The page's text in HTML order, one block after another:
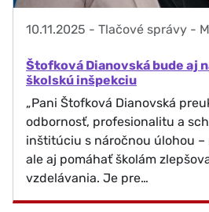
10.11.2025 - Tlačové správy -
Štofková Dianovská bude aj
školskú inšpekciu
„Pani Štofková Dianovská
odbornosť, profesionalitu a
inštitúciu s náročnou úlohou
ale aj pomáhať školám
vzdelávania. Je pre…